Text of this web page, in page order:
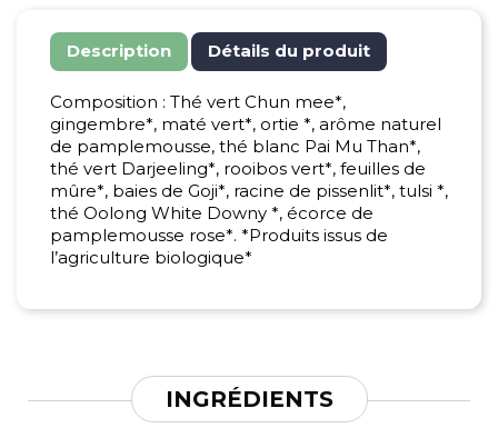
Description Détails du produit
Composition : Thé vert Chun mee*,
gingembre*, maté vert*, ortie *, arôme naturel
de pamplemousse, thé blanc Pai Mu Than*,
thé vert Darjeeling*, rooibos vert*, feuilles de
mûre*, baies de Goji*, racine de pissenlit*, tulsi *,
thé Oolong White Downy *, écorce de
pamplemousse rose*. *Produits issus de
l’agriculture biologique*
INGRÉDIENTS